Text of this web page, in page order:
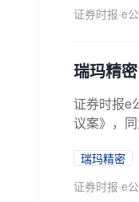
证券时报·e
瑞玛精
证券时报e
议案》，
瑞玛精密
证券时报·e